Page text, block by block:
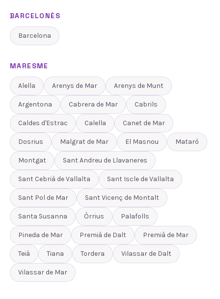
BARCELONÈS
Barcelona
MARESME
Alella Arenys de Mar Arenys de Munt
Argentona Cabrera de Mar Cabrils
Caldes d'Estrac Calella Canet de Mar
Dosrius Malgrat de Mar El Masnou Mataró
Montgat Sant Andreu de Llavaneres
Sant Cebrià de Vallalta Sant Iscle de Vallalta
Sant Pol de Mar Sant Vicenç de Montalt
Santa Susanna Òrrius Palafolls
Pineda de Mar Premià de Dalt Premià de Mar
Teià Tiana Tordera Vilassar de Dalt
Vilassar de Mar